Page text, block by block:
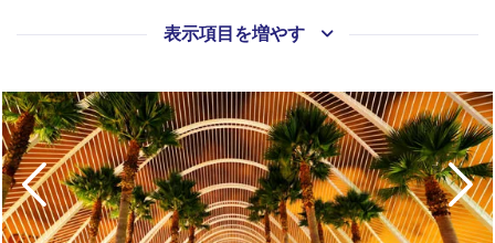
やすい都市であり、スペイン語を学ぶには最適な場所で
バレンシアはリラックスした雰囲気の街です。ビーチは広
く、混雑を避けることができます。街の中心部には緑いっ
ぱいの公園が広がり、歴史的なエリアと目を見張るような
近代的なビルが混在しています。郊外には庭園が広がり、
たくさんの広場で、有名な郷土料理であるパエリアを味わ
うことができます。
表示項目を増やす